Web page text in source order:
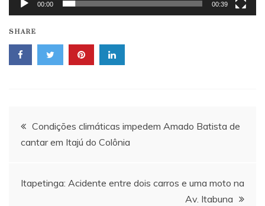
00:00 00:39
SHARE
Navegação
de
Post
Condições climáticas impedem Amado Batista de
cantar em Itajú do Colônia
Itapetinga: Acidente entre dois carros e uma moto na
Av. Itabuna